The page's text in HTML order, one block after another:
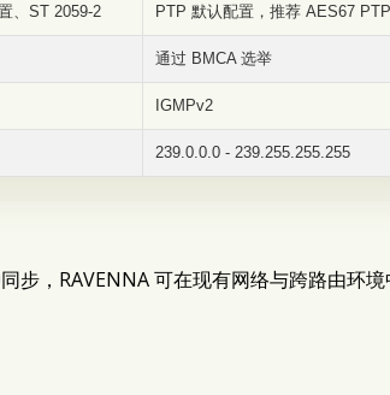
、ST 2059-2 PTP 默认配置，推荐 AES67
通过 BMCA 选举
IGMPv2
239.0.0.0 - 239.255.255.255
步，RAVENNA 可在现有网络与跨路由环境